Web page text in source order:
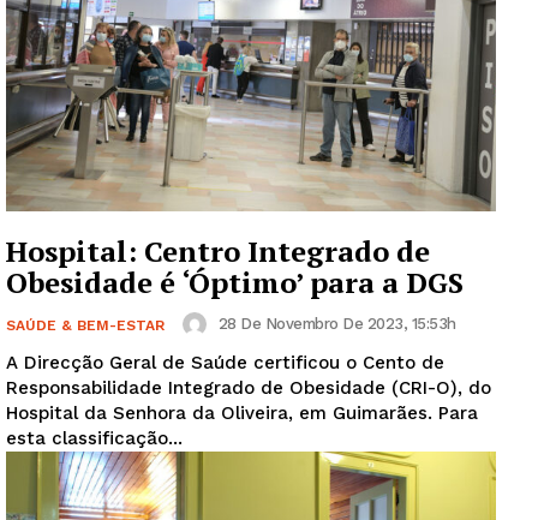
Hospital: Centro Integrado de
Obesidade é ‘Óptimo’ para a DGS
SAÚDE & BEM-ESTAR 28 De Novembro De 2023, 15:53h
A Direcção Geral de Saúde certificou o Cento de
Responsabilidade Integrado de Obesidade (CRI-O), do
Hospital da Senhora da Oliveira, em Guimarães. Para
esta classificação...